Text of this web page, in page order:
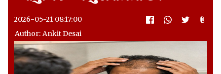
2026-05-21 08:17:00
Author: Ankit Desai